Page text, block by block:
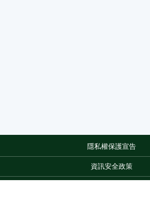
隱私權保護宣告
資訊安全政策